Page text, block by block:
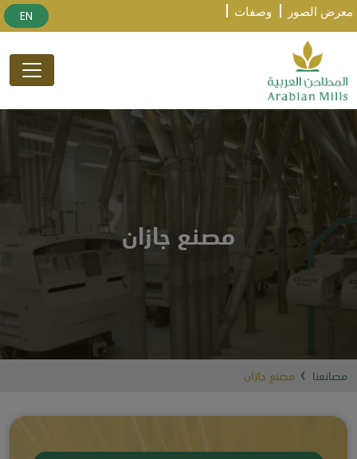
معرض الصور وصفات EN
مصنع جازان
مصانعنا مصنع جازان